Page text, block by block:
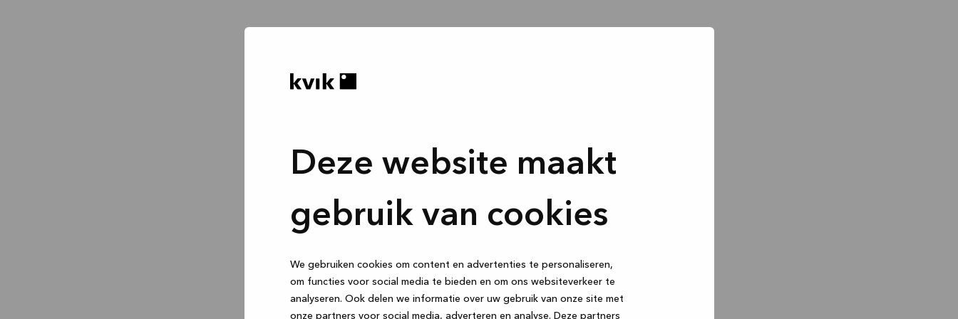
Deze website maakt
gebruik van cookies
We gebruiken cookies om content en advertenties te personaliseren,
om functies voor social media te bieden en om ons websiteverkeer te
analyseren. Ook delen we informatie over uw gebruik van onze site met
onze partners voor social media, adverteren en analyse. Deze partners